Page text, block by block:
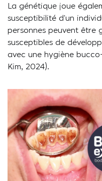
La génétique joue
susceptibilité d’un
personnes peuvent être
susceptibles de
avec une hygiène
Kim, 2024).